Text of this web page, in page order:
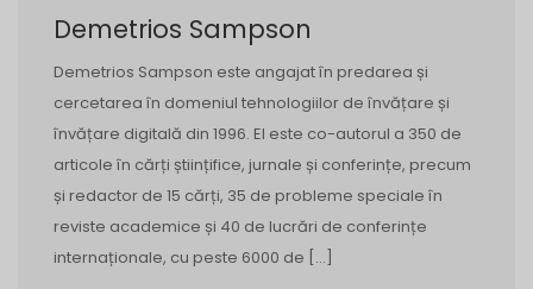
Demetrios Sampson
Demetrios Sampson este angajat în predarea și
cercetarea în domeniul tehnologiilor de învățare și
învățare digitală din 1996. El este co-autorul a 350 de
articole în cărți științifice, jurnale și conferințe, precum
și redactor de 15 cărți, 35 de probleme speciale în
reviste academice și 40 de lucrări de conferințe
internaționale, cu peste 6000 de […]